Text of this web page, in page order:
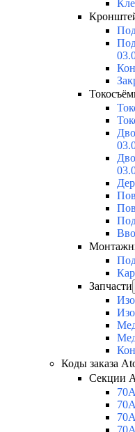
Запчасти
Коды заказа
Секции